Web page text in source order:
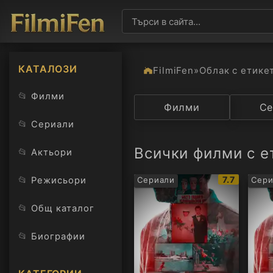
КАТАЛОЗИ
📂 Филми
📂 Сериали
📂 Актьори
📂 Режисьори
📂 Общ каталог
📂 Биографии
FilmiFen»Облак с
Категория
Филми
Всички филми с
Сериали
IMDb
рейтинг:
7.7